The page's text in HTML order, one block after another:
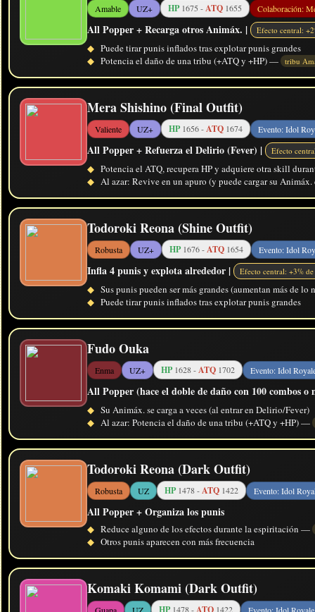
Amable UZ+ HP1675 -ATQ 1655 Colaboración:
All Popper + Recarga otros Animáx. | Efecto central:
◆ Puede tirar punis inflados tras explotar punis grandes
◆ Potencia el daño de una tribu (+ATQ y +HP) — tribu
Mera Shishino (Final Outfit)
Valiente UZ+ HP1656 -ATQ 1674 Evento: Idol
All Popper + Refuerza el Delirio (Fever) | Efecto
◆ Potencia el ATQ, recupera HP y adquiere otra skill
◆ Al azar: Revive en un apuro (y puede cargar su
Todoroki Reona (Shine Outfit)
Robusta UZ+ HP1676 -ATQ 1654 Evento: Idol
Infla 4 punis y explota alrededor | Efecto central: +3%
◆ Sus punis pueden ser más grandes (aumentan más de
◆ Puede tirar punis inflados tras explotar punis grandes
Fudo Ouka
Enma UZ+ HP1628 -ATQ 1702 Evento: Idol
All Popper (hace el doble de daño con 100 combos o
◆ Su Animáx. se carga a veces (al entrar en Delirio/Fever)
◆ Al azar: Potencia el daño de una tribu (+ATQ y +HP) —
Todoroki Reona (Dark Outfit)
Robusta UZ HP1478 -ATQ 1422 Evento: Idol
All Popper + Organiza los punis
◆ Reduce alguno de los efectos durante la espiritación —
◆ Otros punis aparecen con más frecuencia
Komaki Komami (Dark Outfit)
Guapa UZ 1478 - 1422 Evento: Idol Royale